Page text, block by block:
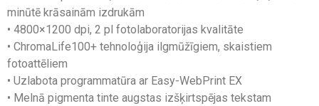
minūtē krāsainām izdrukām
• 4800×1200 dpi, 2 pl fotolaboratorijas kvalitāte
• ChromaLife100+ tehnoloģija ilgmūžīgiem, skaistiem
fotoattēliem
• Uzlabota programmatūra ar Easy-WebPrint EX
• Melnā pigmenta tinte augstas izšķirtspējas tekstam